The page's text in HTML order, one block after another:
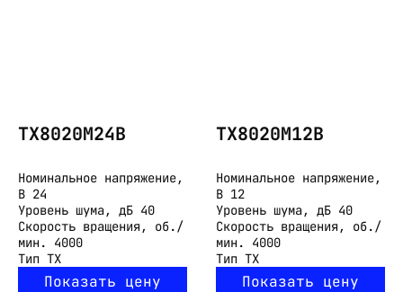
TX8020M24B
Номинальное напряжение,
В 24
Уровень шума, дБ 40
Скорость вращения, об./
мин.
4000
Тип TX
Показать цену
TX8020M12B
Номинальное напряжение,
В 12
Уровень шума, дБ 40
Скорость вращения, об./
мин.
4000
Тип TX
Показать цену